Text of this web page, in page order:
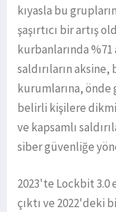
kıyasla bu
şaşırtıcı bir artış
kurbanlarında
saldırıların
kurumlarına,
belirli kişilere
ve kapsamlı
siber güvenliğe
2023'te Lockbit 3.0
çıktı ve 2022'deki